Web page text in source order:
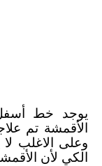
يوجد خط
الأقمشة تم
وعلى الاغلب
الكي لأن